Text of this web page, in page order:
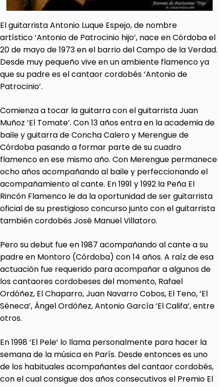
El guitarrista Antonio Luque Espejo, de nombre
artístico ‘Antonio de Patrocinio hijo‘, nace en Córdoba el
20 de mayo de 1973 en el barrio del Campo de la Verdad.
Desde muy pequeño vive en un ambiente flamenco ya
que su padre es el cantaor cordobés ‘Antonio de
Patrocinio’.
Comienza a tocar la guitarra con el guitarrista Juan
Muñoz ‘El Tomate’. Con 13 años entra en la academia de
baile y guitarra de Concha Calero y Merengue de
Córdoba pasando a formar parte de su cuadro
flamenco en ese mismo año. Con Merengue permanece
ocho años acompañando al baile y perfeccionando el
acompañamiento al cante. En 1991 y 1992 la Peña El
Rincón Flamenco le da la oportunidad de ser guitarrista
oficial de su prestigioso concurso junto con el guitarrista
también cordobés José Manuel Villatoro.
Pero su debut fue en 1987 acompañando al cante a su
padre en Montoro (Córdoba) con 14 años. A raíz de esa
actuación fue requerido para acompañar a algunos de
los cantaores cordobeses del momento, Rafael
Ordóñez, El Chaparro, Juan Navarro Cobos, El Teno, ‘El
Séneca’, Ángel Ordóñez, Antonio García ‘El Califa’, entre
otros.
En 1998 ‘El Pele‘ lo llama personalmente para hacer la
semana de la música en París. Desde entonces es uno
de los habituales acompañantes del cantaor cordobés,
con el cual consigue dos años consecutivos el Premio El